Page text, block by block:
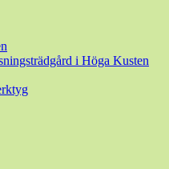
i Höga Kusten